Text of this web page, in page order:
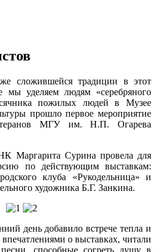
сложившейся традиции в этот
мы уделяем людям «серебряного
пожилых людей в Музее
прошло первое мероприятие
МГУ им. Н.П. Огарева
Маргарита Сурина провела для
по действующим выставкам:
клуба «Рукодельница» и
художника Б.Г. Занкина.
день добавило встрече тепла и
о выставках, читали
способные согреть душу в